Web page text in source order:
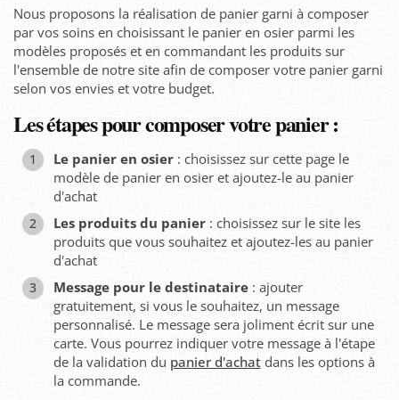
Nous proposons la réalisation de panier garni à composer
par vos soins en choisissant le panier en osier parmi les
modèles proposés et en commandant les produits sur
l'ensemble de notre site afin de composer votre panier garni
selon vos envies et votre budget.
Les étapes pour composer votre panier :
Le panier en osier: choisissez sur cette page le
modèle de panier en osier et ajoutez-le au panier
d'achat
Les produits du panier: choisissez sur le site les
produits que vous souhaitez et ajoutez-les au panier
d'achat
Message pour le destinataire: ajouter
gratuitement, si vous le souhaitez, un message
personnalisé. Le message sera joliment écrit sur une
carte. Vous pourrez indiquer votre message à l'étape
de la validation du panier d'achatdans les options à
la commande.